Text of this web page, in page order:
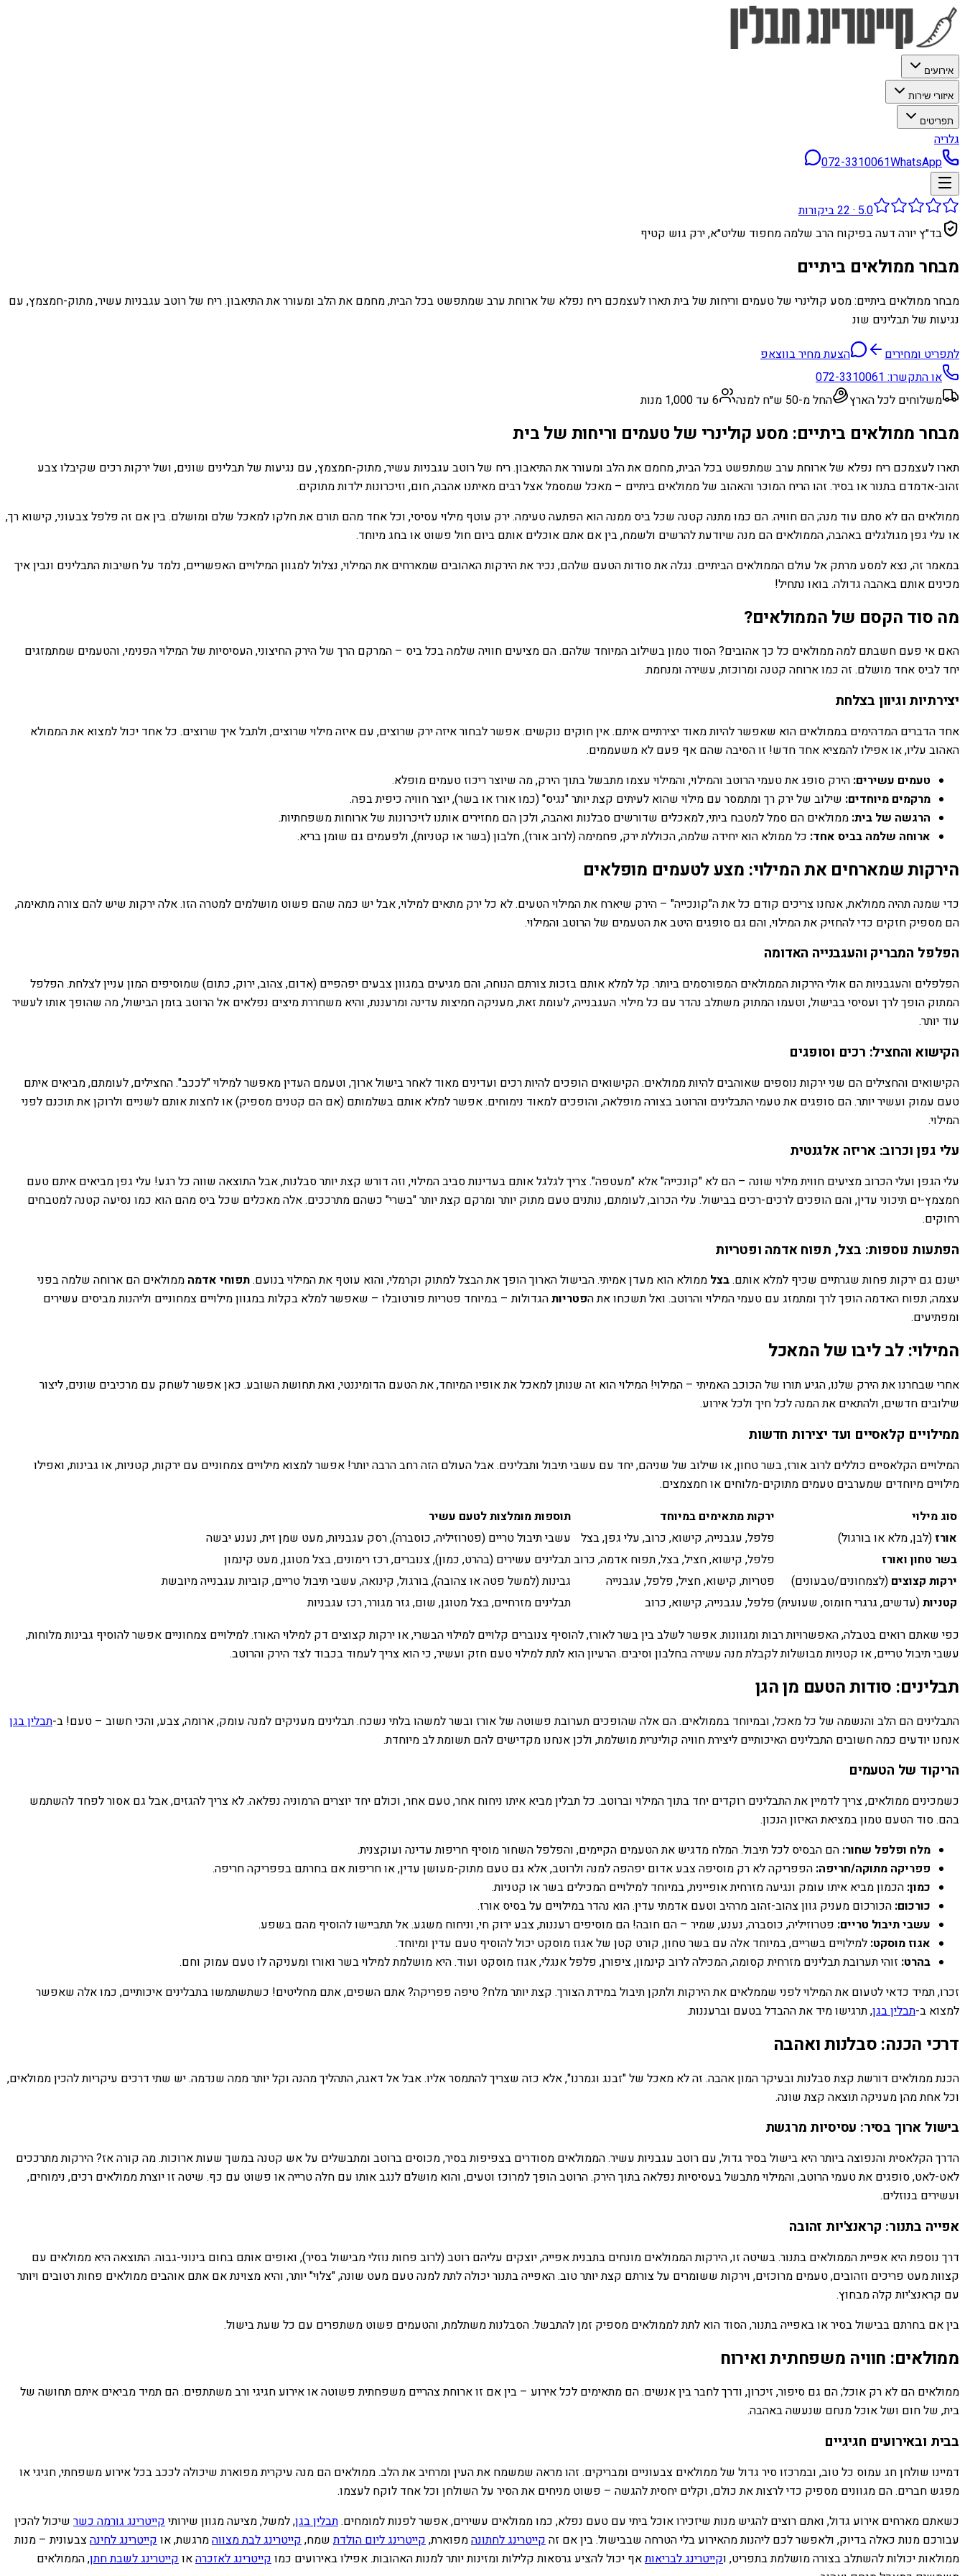
אירועים
איזורי שירות
תפריטים
גלריה
072-3310061WhatsApp
5.0
·
22ביקורות
בד״ץ יורה דעה בפיקוח הרב שלמה מחפוד שליט״א, ירק גוש קטיף
מבחר ממולאים ביתיים
מבחר ממולאים ביתיים: מסע קולינרי של טעמים וריחות של בית תארו לעצמכם ריח נפלא של ארוחת ערב שמתפשט בכל הבית, מחמם את הלב ומעורר את התיאבון. ריח של רוטב עגבניות עשיר, מתוק-חמצמץ, עם
נגיעות של תבלינים שונ
לתפריט ומחירים
הצעת מחיר בווצאפ
או התקשרו:072-3310061
משלוחים לכל הארץ
החל מ-50 ש״ח למנה 6 עד 1,000 מנות
מבחר ממולאים ביתיים: מסע קולינרי של טעמים וריחות של בית
תארו לעצמכם ריח נפלא של ארוחת ערב שמתפשט בכל הבית, מחמם את הלב ומעורר את התיאבון. ריח של רוטב עגבניות עשיר, מתוק-חמצמץ, עם נגיעות של תבלינים שונים, ושל ירקות רכים שקיבלו צבע
זהוב-אדמדם בתנור או בסיר. זהו הריח המוכר והאהוב של ממולאים ביתיים – מאכל שמסמל אצל רבים מאיתנו אהבה, חום, וזיכרונות ילדות מתוקים.
ממולאים הם לא סתם עוד מנה; הם חוויה. הם כמו מתנה קטנה שכל ביס ממנה הוא הפתעה טעימה. ירק עוטף מילוי עסיסי, וכל אחד מהם תורם את חלקו למאכל שלם ומושלם. בין אם זה פלפל צבעוני, קישוא רך,
או עלי גפן מגולגלים באהבה, הממולאים הם מנה שיודעת להרשים ולשמח, בין אם אתם אוכלים אותם ביום חול פשוט או בחג מיוחד.
במאמר זה, נצא למסע מרתק אל עולם הממולאים הביתיים. נגלה את סודות הטעם שלהם, נכיר את הירקות האהובים שמארחים את המילוי, נצלול למגוון המילויים האפשריים, נלמד על חשיבות התבלינים ונבין איך
מכינים אותם באהבה גדולה. בואו נתחיל!
מה סוד הקסם של הממולאים?
האם אי פעם חשבתם למה ממולאים כל כך אהובים? הסוד טמון בשילוב המיוחד שלהם. הם מציעים חוויה שלמה בכל ביס – המרקם הרך של הירק החיצוני, העסיסיות של המילוי הפנימי, והטעמים שמתמזגים
יחד לביס אחד מושלם. זה כמו ארוחה קטנה ומרוכזת, עשירה ומנחמת.
יצירתיות וגיוון בצלחת
אחד הדברים המדהימים בממולאים הוא שאפשר להיות מאוד יצירתיים איתם. אין חוקים נוקשים. אפשר לבחור איזה ירק שרוצים, עם איזה מילוי שרוצים, ולתבל איך שרוצים. כל אחד יכול למצוא את הממולא
האהוב עליו, או אפילו להמציא אחד חדש! זו הסיבה שהם אף פעם לא משעממים.
טעמים עשירים: הירק סופג את טעמי הרוטב והמילוי, והמילוי עצמו מתבשל בתוך הירק, מה שיוצר ריכוז טעמים מופלא.
מרקמים מיוחדים: שילוב של ירק רך ומתמסר עם מילוי שהוא לעיתים קצת יותר "נגיס" (כמו אורז או בשר), יוצר חוויה כיפית בפה.
הרגשה של בית: ממולאים הם סמל למטבח ביתי, למאכלים שדורשים סבלנות ואהבה, ולכן הם מחזירים אותנו לזיכרונות של ארוחות משפחתיות.
ארוחה שלמה בביס אחד: כל ממולא הוא יחידה שלמה, הכוללת ירק, פחמימה (לרוב אורז), חלבון (בשר או קטניות), ולפעמים גם שומן בריא.
הירקות שמארחים את המילוי: מצע לטעמים מופלאים
כדי שמנה תהיה ממולאת, אנחנו צריכים קודם כל את ה"קונכייה" – הירק שיארח את המילוי הטעים. לא כל ירק מתאים למילוי, אבל יש כמה שהם פשוט מושלמים למטרה הזו. אלה ירקות שיש להם צורה מתאימה,
הם מספיק חזקים כדי להחזיק את המילוי, והם גם סופגים היטב את הטעמים של הרוטב והמילוי.
הפלפל המבריק והעגבנייה האדומה
הפלפלים והעגבניות הם אולי הירקות הממולאים המפורסמים ביותר. קל למלא אותם בזכות צורתם הנוחה, והם מגיעים במגוון צבעים יפהפיים (אדום, צהוב, ירוק, כתום) שמוסיפים המון עניין לצלחת. הפלפל
המתוק הופך לרך ועסיסי בבישול, וטעמו המתוק משתלב נהדר עם כל מילוי. העגבנייה, לעומת זאת, מעניקה חמיצות עדינה ומרעננת, והיא משחררת מיצים נפלאים אל הרוטב בזמן הבישול, מה שהופך אותו לעשיר
עוד יותר.
הקישוא והחציל: רכים וסופגים
הקישואים והחצילים הם שני ירקות נוספים שאוהבים להיות ממולאים. הקישואים הופכים להיות רכים ועדינים מאוד לאחר בישול ארוך, וטעמם העדין מאפשר למילוי "לככב". החצילים, לעומתם, מביאים איתם
טעם עמוק ועשיר יותר. הם סופגים את טעמי התבלינים והרוטב בצורה מופלאה, והופכים למאוד נימוחים. אפשר למלא אותם בשלמותם (אם הם קטנים מספיק) או לחצות אותם לשניים ולרוקן את תוכנם לפני
המילוי.
עלי גפן וכרוב: אריזה אלגנטית
עלי הגפן ועלי הכרוב מציעים חווית מילוי שונה – הם לא "קונכייה" אלא "מעטפה". צריך לגלגל אותם בעדינות סביב המילוי, וזה דורש קצת יותר סבלנות, אבל התוצאה שווה כל רגע! עלי גפן מביאים איתם טעם
חמצמץ-ים תיכוני עדין, והם הופכים לרכים-רכים בבישול. עלי הכרוב, לעומתם, נותנים טעם מתוק יותר ומרקם קצת יותר "בשרי" כשהם מתרככים. אלה מאכלים שכל ביס מהם הוא כמו נסיעה קטנה למטבחים
רחוקים.
הפתעות נוספות: בצל, תפוח אדמה ופטריות
ישנם גם ירקות פחות שגרתיים שכיף למלא אותם.בצל ממולא הוא מעדן אמיתי. הבישול הארוך הופך את הבצל למתוק וקרמלי, והוא עוטף את המילוי בנועם.תפוחי אדמה ממולאים הם ארוחה שלמה בפני
עצמה; תפוח האדמה הופך לרך ומתמזג עם טעמי המילוי והרוטב. ואל תשכחו את הפטריותהגדולות – במיוחד פטריות פורטובלו – שאפשר למלא בקלות במגוון מילויים צמחוניים וליהנות מביסים עשירים
ומפתיעים.
המילוי: לב ליבו של המאכל
אחרי שבחרנו את הירק שלנו, הגיע תורו של הכוכב האמיתי – המילוי! המילוי הוא זה שנותן למאכל את אופיו המיוחד, את הטעם הדומיננטי, ואת תחושת השובע. כאן אפשר לשחק עם מרכיבים שונים, ליצור
שילובים חדשים, ולהתאים את המנה לכל חיך ולכל אירוע.
ממילויים קלאסיים ועד יצירות חדשות
המילויים הקלאסיים כוללים לרוב אורז, בשר טחון, או שילוב של שניהם, יחד עם עשבי תיבול ותבלינים. אבל העולם הזה רחב הרבה יותר! אפשר למצוא מילויים צמחוניים עם ירקות, קטניות, או גבינות, ואפילו
מילויים מיוחדים שמערבים טעמים מתוקים-מלוחים או חמצמצים.
סוג מילוי
ירקות מתאימים במיוחד
תוספות מומלצות לטעם עשיר
אורז (לבן, מלא או בורגול) פלפל, עגבנייה, קישוא, כרוב, עלי גפן, בצל
עשבי תיבול טריים (פטרוזיליה, כוסברה), רסק עגבניות, מעט שמן זית, נענע יבשה
בשר טחון ואורז
פלפל, קישוא, חציל, בצל, תפוח אדמה, כרובתבלינים עשירים (בהרט, כמון), צנוברים, רכז רימונים, בצל מטוגן, מעט קינמון
ירקות קצוצים (לצמחונים/טבעונים) פטריות, קישוא, חציל, פלפל, עגבנייה
גבינות (למשל פטה או צהובה), בורגול, קינואה, עשבי תיבול טריים, קוביות עגבנייה מיובשת
קטניות(עדשים, גרגרי חומוס, שעועית) פלפל, עגבנייה, קישוא, כרוב
תבלינים מזרחיים, בצל מטוגן, שום, גזר מגורר, רכז עגבניות
כפי שאתם רואים בטבלה, האפשרויות רבות ומגוונות. אפשר לשלב בין בשר לאורז, להוסיף צנוברים קלויים למילוי הבשרי, או ירקות קצוצים דק למילוי האורז. למילויים צמחוניים אפשר להוסיף גבינות מלוחות,
עשבי תיבול טריים, או קטניות מבושלות לקבלת מנה עשירה בחלבון וסיבים. הרעיון הוא לתת למילוי טעם חזק ועשיר, כי הוא צריך לעמוד בכבוד לצד הירק והרוטב.
תבלינים: סודות הטעם מן הגן
התבלינים הם הלב והנשמה של כל מאכל, ובמיוחד בממולאים. הם אלה שהופכים תערובת פשוטה של אורז ובשר למשהו בלתי נשכח. תבלינים מעניקים למנה עומק, ארומה, צבע, והכי חשוב – טעם! ב-תבלין בגן
אנחנו יודעים כמה חשובים התבלינים האיכותיים ליצירת חוויה קולינרית מושלמת, ולכן אנחנו מקדישים להם תשומת לב מיוחדת.
הריקוד של הטעמים
כשמכינים ממולאים, צריך לדמיין את התבלינים רוקדים יחד בתוך המילוי וברוטב. כל תבלין מביא איתו ניחוח אחר, טעם אחר, וכולם יחד יוצרים הרמוניה נפלאה. לא צריך להגזים, אבל גם אסור לפחד להשתמש
בהם. סוד הטעם טמון במציאת האיזון הנכון.
מלח ופלפל שחור: הם הבסיס לכל תיבול. המלח מדגיש את הטעמים הקיימים, והפלפל השחור מוסיף חריפות עדינה ועוקצנית.
פפריקה מתוקה/חריפה: הפפריקה לא רק מוסיפה צבע אדום יפהפה למנה ולרוטב, אלא גם טעם מתוק-מעושן עדין, או חריפות אם בחרתם בפפריקה חריפה.
כמון: הכמון מביא איתו עומק ונגיעה מזרחית אופיינית, במיוחד למילויים המכילים בשר או קטניות.
כורכום: הכורכום מעניק גוון צהוב-זהוב מרהיב וטעם אדמתי עדין. הוא נהדר במילויים על בסיס אורז.
עשבי תיבול טריים: פטרוזיליה, כוסברה, נענע, שמיר – הם חובה! הם מוסיפים רעננות, צבע ירוק חי, וניחוח משגע. אל תתביישו להוסיף מהם בשפע.
אגוז מוסקט: למילויים בשריים, במיוחד אלה עם בשר טחון, קורט קטן של אגוז מוסקט יכול להוסיף טעם עדין ומיוחד.
בהרט: זוהי תערובת תבלינים מזרחית קסומה, המכילה לרוב קינמון, ציפורן, פלפל אנגלי, אגוז מוסקט ועוד. היא מושלמת למילוי בשר ואורז ומעניקה לו טעם עמוק וחם.
זכרו, תמיד כדאי לטעום את המילוי לפני שממלאים את הירקות ולתקן תיבול במידת הצורך. קצת יותר מלח? טיפה פפריקה? אתם השפים, אתם מחליטים! כשתשתמשו בתבלינים איכותיים, כמו אלה שאפשר
למצוא ב-תבלין בגן, תרגישו מיד את ההבדל בטעם וברעננות.
דרכי הכנה: סבלנות ואהבה
הכנת ממולאים דורשת קצת סבלנות ובעיקר המון אהבה. זה לא מאכל של "זבנג וגמרנו", אלא כזה שצריך להתמסר אליו. אבל אל דאגה, התהליך מהנה וקל יותר ממה שנדמה. יש שתי דרכים עיקריות להכין ממולאים,
וכל אחת מהן מעניקה תוצאה קצת שונה.
בישול ארוך בסיר: עסיסיות מרגשת
הדרך הקלאסית והנפוצה ביותר היא בישול בסיר גדול, עם רוטב עגבניות עשיר. הממולאים מסודרים בצפיפות בסיר, מכוסים ברוטב ומתבשלים על אש קטנה במשך שעות ארוכות. מה קורה אז? הירקות מתרככים
לאט-לאט, סופגים את טעמי הרוטב, והמילוי מתבשל בעסיסיות נפלאה בתוך הירק. הרוטב הופך למרוכז וטעים, והוא מושלם לנגב אותו עם חלה טרייה או פשוט עם כף. שיטה זו יוצרת ממולאים רכים, נימוחים,
ועשירים בנוזלים.
אפייה בתנור: קראנצ'יות זהובה
דרך נוספת היא אפיית הממולאים בתנור. בשיטה זו, הירקות הממולאים מונחים בתבנית אפייה, יוצקים עליהם רוטב (לרוב פחות נוזלי מבישול בסיר), ואופים אותם בחום בינוני-גבוה. התוצאה היא ממולאים עם
קצוות מעט פריכים וזהובים, טעמים מרוכזים, וירקות ששומרים על צורתם קצת יותר טוב. האפייה בתנור יכולה לתת למנה טעם מעט שונה, "צלוי" יותר, והיא מצוינת אם אתם אוהבים ממולאים פחות רטובים ויותר
עם קראנצ'יות קלה מבחוץ.
בין אם בחרתם בבישול בסיר או באפייה בתנור, הסוד הוא לתת לממולאים מספיק זמן להתבשל. הסבלנות משתלמת, והטעמים פשוט משתפרים עם כל שעת בישול.
ממולאים: חוויה משפחתית ואירוח
ממולאים הם לא רק אוכל; הם גם סיפור, זיכרון, ודרך לחבר בין אנשים. הם מתאימים לכל אירוע – בין אם זו ארוחת צהריים משפחתית פשוטה או אירוע חגיגי ורב משתתפים. הם תמיד מביאים איתם תחושה של
בית, של חום ושל אוכל מנחם שנעשה באהבה.
בבית ובאירועים חגיגיים
דמיינו שולחן חג עמוס כל טוב, ובמרכזו סיר גדול של ממולאים צבעוניים ומבריקים. זהו מראה שמשמח את העין ומרחיב את הלב. ממולאים הם מנה עיקרית מפוארת שיכולה לככב בכל אירוע משפחתי, חגיגי או
מפגש חברים. הם מגוונים מספיק כדי לרצות את כולם, וקלים יחסית להגשה – פשוט מניחים את הסיר על השולחן וכל אחד לוקח לעצמו.
כשאתם מארחים אירוע גדול, ואתם רוצים להגיש מנות שיזכירו אוכל ביתי עם טעם נפלא, כמו ממולאים עשירים, אפשר לפנות למומחים.תבלין בגן, למשל, מציעה מגוון שירותיקייטרינג גורמה כשר שיכול להכין
עבורכם מנות כאלה בדיוק, ולאפשר לכם ליהנות מהאירוע בלי הטרחה שבבישול. בין אם זהקייטרינג לחתונהמפוארת,קייטרינג ליום הולדתשמח,קייטרינג לבת מצווהמרגשת, אוקייטרינג לחינהצבעונית – מנות
ממולאות יכולות להשתלב בצורה מושלמת בתפריט, וקייטרינג לבריאותאף יכול להציע גרסאות קלילות ומזינות יותר למנות האהובות. אפילו באירועים כמוקייטרינג לאזכרהאוקייטרינג לשבת חתן, הממולאים